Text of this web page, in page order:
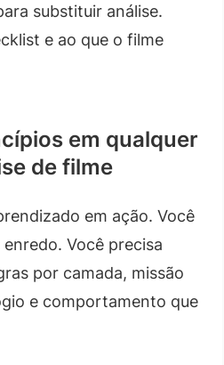
substituir análise.
e ao que o filme
em qualquer
de filme
em ação. Você
Você precisa
por camada, missão
e comportamento que